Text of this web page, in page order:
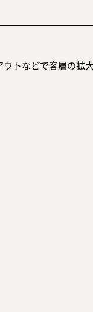
トなどで客層の拡